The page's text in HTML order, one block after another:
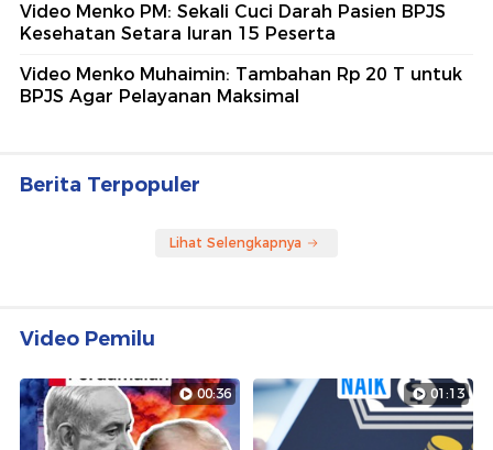
Video Menko PM: Sekali Cuci Darah Pasien BPJS
Kesehatan Setara Iuran 15 Peserta
Video Menko Muhaimin: Tambahan Rp 20 T untuk
BPJS Agar Pelayanan Maksimal
Berita Terpopuler
Lihat Selengkapnya
Video Pemilu
00:36 01:13